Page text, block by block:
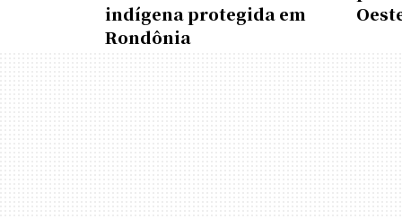
indígena protegida em
Rondônia